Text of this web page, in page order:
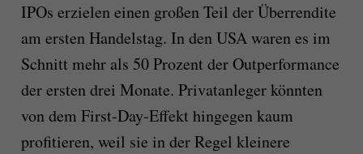
IPOs erzielen einen großen Teil der Überrendite
am ersten Handelstag. In den USA waren es im
Schnitt mehr als 50 Prozent der Outperformance
der ersten drei Monate. Privatanleger könnten
von dem First-Day-Effekt hingegen kaum
profitieren, weil sie in der Regel kleinere